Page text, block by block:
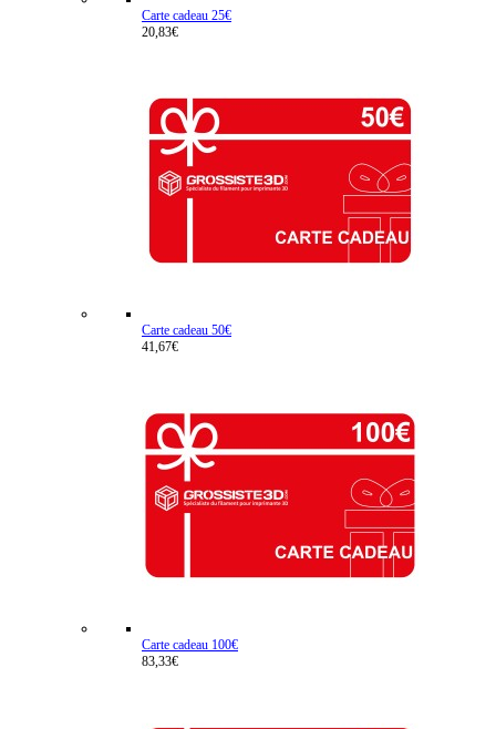
Carte cadeau 25€
20,83€
Carte cadeau 50€
41,67€
Carte cadeau 100€
83,33€